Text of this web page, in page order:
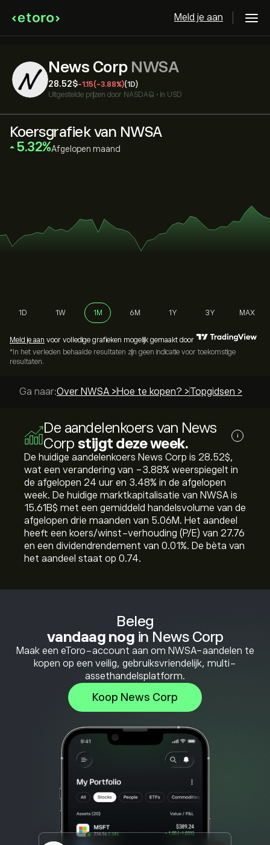
Meld je aan
News Corp NWSA
28.52‎$‎-1.15(-3.88%)(1D)
Uitgestelde prijzen door NASDAQ • in USD
Beleg
vandaag nog in News Corp
Maak een eToro-account aan om NWSA-aandelen te
kopen op een veilig, gebruiksvriendelijk, multi-
assethandelsplatform.
Koop News Corp
Koersgrafiek van NWSA
‎5.32‎ Afgelopen maand
1D 1W 1M 6M 1Y 3Y MAX
Meld je aan voor volledige grafieken mogelijk gemaakt door
*In het verleden behaalde resultaten zijn geen indicatie voor toekomstige
resultaten.
Ga naar:Over NWSA > Hoe te kopen? >Topgidsen >
De aandelenkoers van News
Corp stijgt deze week. i
De huidige aandelenkoers News Corp is 28.52‎$‎,
wat een verandering van ‎-3.88‎% weerspiegelt in
de afgelopen 24 uur en ‎3.48‎% in de afgelopen
week. De huidige marktkapitalisatie van NWSA is
15.61B‎$‎ met een gemiddeld handelsvolume van de
afgelopen drie maanden van 5.06M. Het aandeel
heeft een koers/winst-verhouding (P/E) van 27.76
en een dividendrendement van 0.01%. De bèta van
het aandeel staat op 0.74.